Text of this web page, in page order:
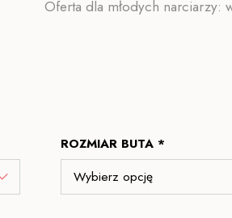
Oferta dla młodych narciarzy:
ROZMIAR BUTA *